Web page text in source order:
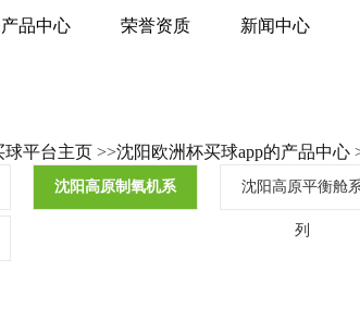
品中心 荣誉资质 新闻中心
球平台主页 >>沈阳欧洲杯买球app的产品中心
沈阳高原制氧机系 沈阳高原平衡舱
列